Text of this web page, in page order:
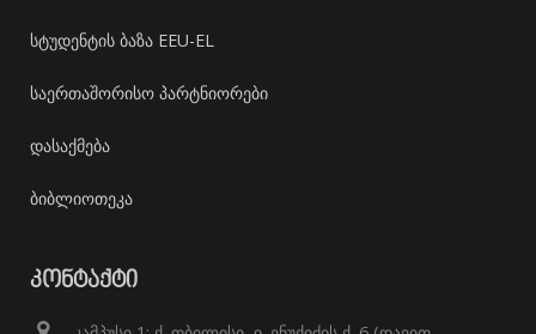
სტუდენტის ბაზა EEU-EL
საერთაშორისო პარტნიორები
დასაქმება
ბიბლიოთეკა
ᲙᲝᲜᲢᲐᲥᲢᲘ